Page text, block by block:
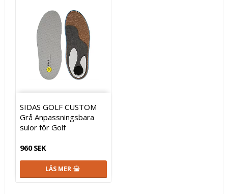
SIDAS GOLF CUSTOM
Grå Anpassningsbara
sulor för Golf
960 SEK
LÄS MER